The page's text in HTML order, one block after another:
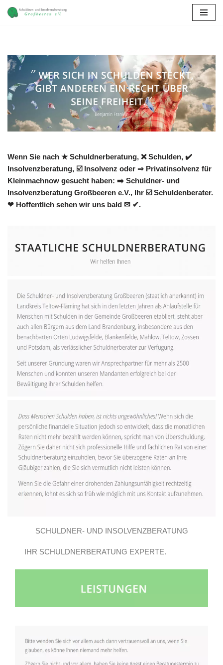
Wenn Sie nach ★ Schuldnerberatung, ❌ Schulden, ✔️
Insolvenzberatung, ☑️ Insolvenz oder ⇒ Privatinsolvenz für
Kleinmachnow gesucht haben: ➡️ Schuldner- und
Insolvenzberatung Großbeeren e.V., Ihr ☑️ Schuldenberater.
❤ Hoffentlich sehen wir uns bald ✉ ✔.
SCHULDNER- UND INSOLVENZBERATUNG
GROSSBEEREN E.V..
IHR SCHULDNERBERATUNG EXPERTE.